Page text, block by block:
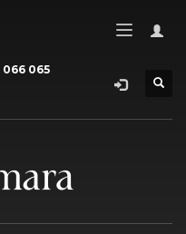
066 065